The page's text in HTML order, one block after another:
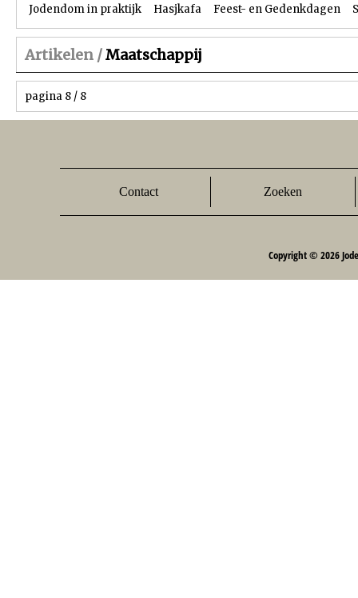
Jodendom in praktijk Hasjkafa Feest- en Gedenkdagen
Artikelen /Maatschappij
pagina 8 / 8
Contact Zoeken
Copyright © 2026